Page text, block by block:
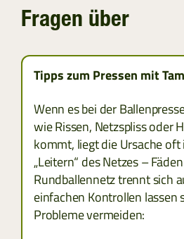
KROATIEN
MONTENEGRO
MAZEDONIEN
RUMÄNIEN
SERBIEN
Fragen über
Tipps zum Pressen mit
Wenn es bei der
wie Rissen, Netzspliss oder
kommt, liegt die Ursache
„Leitern“ des Netzes –
Rundballennetz trennt sich
einfachen Kontrollen lassen
Probleme vermeiden: